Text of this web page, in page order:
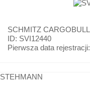
SCHMITZ CARGOBULL
ID: SVI12440
Pierwsza data rejestracji:
STEHMANN